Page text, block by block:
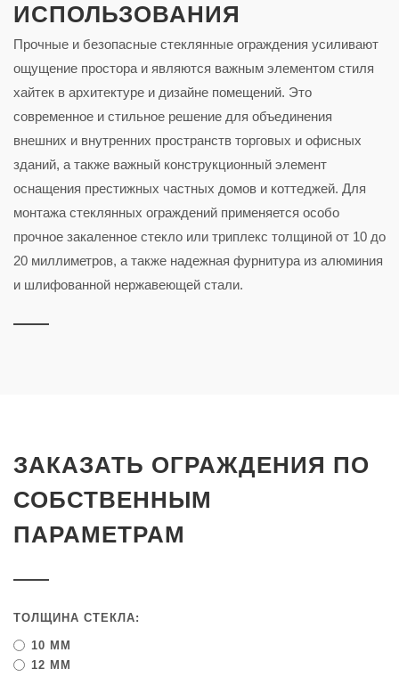
ИСПОЛЬЗОВАНИЯ
Прочные и безопасные стеклянные ограждения усиливают
ощущение простора и являются важным элементом стиля
хайтек в архитектуре и дизайне помещений. Это
современное и стильное решение для объединения
внешних и внутренних пространств торговых и офисных
зданий, а также важный конструкционный элемент
оснащения престижных частных домов и коттеджей. Для
монтажа стеклянных ограждений применяется особо
прочное закаленное стекло или триплекс толщиной от 10 до
20 миллиметров, а также надежная фурнитура из алюминия
и шлифованной нержавеющей стали.
ЗАКАЗАТЬ ОГРАЖДЕНИЯ ПО
СОБСТВЕННЫМ
ПАРАМЕТРАМ
ТОЛЩИНА СТЕКЛА:
10 ММ
12 ММ